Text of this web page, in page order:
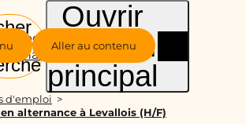
Aller au contenu
Groupe
Ouvrir
le menu
principal
d'emploi
alternance à Levallois (H/F)